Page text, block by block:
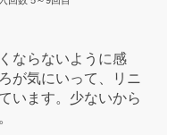
ならないように感
が気にいって、リニ
います。少ないから